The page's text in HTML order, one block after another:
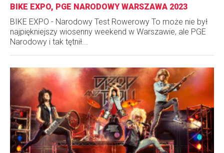
BIKE EXPO, PGE NARODOWY WARSZAWA 2023
BIKE EXPO - Narodowy Test Rowerowy To może nie był
najpiękniejszy wiosenny weekend w Warszawie, ale PGE
Narodowy i tak tętnił...